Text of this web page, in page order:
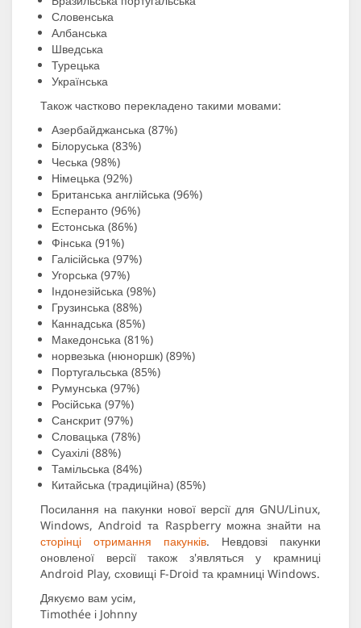
Словенська
Албанська
Шведська
Турецька
Українська
Також частково перекладено такими мовами:
Азербайджанська (87%)
Білоруська (83%)
Чеська (98%)
Німецька (92%)
Британська англійська (96%)
Есперанто (96%)
Естонська (86%)
Фінська (91%)
Галісійська (97%)
Угорська (97%)
Індонезійська (98%)
Грузинська (88%)
Каннадська (85%)
Македонська (81%)
норвезька (нюноршк) (89%)
Португальська (85%)
Румунська (97%)
Російська (97%)
Санскрит (97%)
Словацька (78%)
Суахілі (88%)
Тамільська (84%)
Китайська (традиційна) (85%)
Посилання на пакунки нової версії для GNU/Linux,
Windows, Android та Raspberry можна знайти на
сторінці отримання пакунків. Невдовзі пакунки
оновленої версії також з'являться у крамниці
Android Play, сховищі F-Droid та крамниці Windows.
Дякуємо вам усім,
Timothée і Johnny